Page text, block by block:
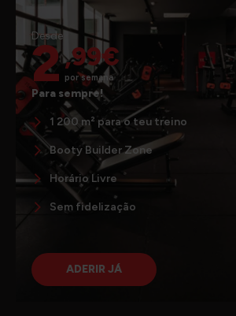
Desde
2,99€
por semana
Para sempre!
1 200 m² para o teu treino
Booty Builder Zone
Horário Livre
Sem fidelização
ADERIR JÁ